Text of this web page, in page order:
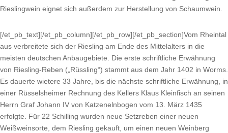
Rieslingwein eignet sich außerdem zur Herstellung von Schaumwein.
[/et_pb_text][/et_pb_column][/et_pb_row][/et_pb_section]Vom Rheintal
aus verbreitete sich der Riesling am Ende des Mittelalters in die
meisten deutschen Anbaugebiete. Die erste schriftliche Erwähnung
von Riesling-Reben („Rüssling“) stammt aus dem Jahr 1402 in Worms.
Es dauerte wietere 33 Jahre, bis die nächste schriftliche Erwähnung, in
einer Rüsselsheimer Rechnung des Kellers Klaus Kleinfisch an seinen
Herrn Graf Johann IV von Katzenelnbogen vom 13. März 1435
erfolgte. Für 22 Schilling wurden neue Setzreben einer neuen
Weißweinsorte, dem Riesling gekauft, um einen neuen Weinberg